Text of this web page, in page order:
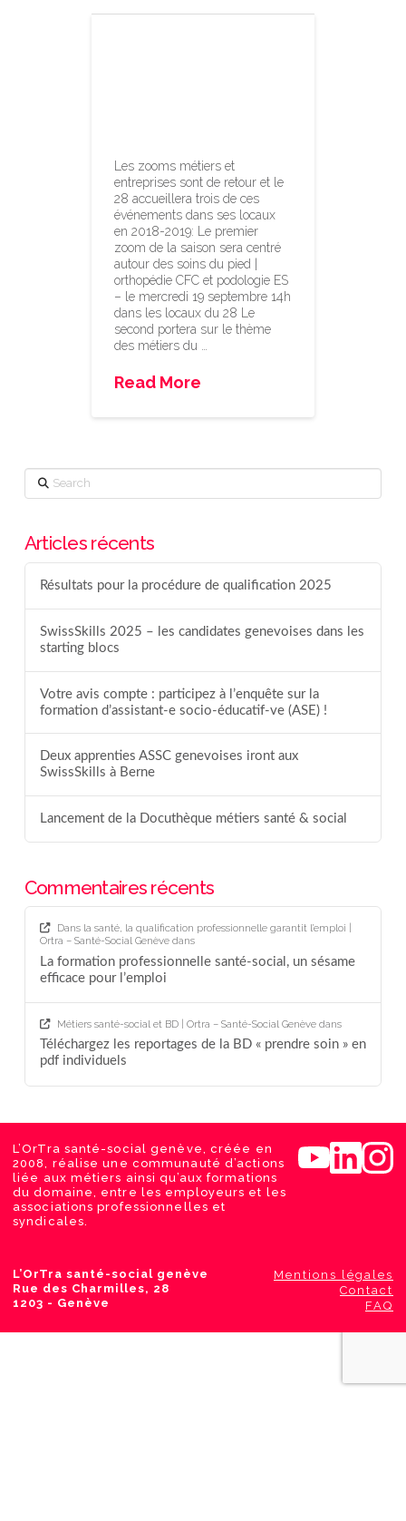
Les zooms métiers et
entreprises sont de retour et le
28 accueillera trois de ces
événements dans ses locaux
en 2018-2019: Le premier
zoom de la saison sera centré
autour des soins du pied |
orthopédie CFC et podologie ES
– le mercredi 19 septembre 14h
dans les locaux du 28 Le
second portera sur le thème
des métiers du …
Read More
Search
Articles récents
Résultats pour la procédure de qualification 2025
SwissSkills 2025 – les candidates genevoises dans les
starting blocs
Votre avis compte : participez à l’enquête sur la
formation d’assistant-e socio-éducatif-ve (ASE) !
Deux apprenties ASSC genevoises iront aux
SwissSkills à Berne
Lancement de la Docuthèque métiers santé & social
Commentaires récents
Dans la santé, la qualification professionnelle garantit l’emploi |
Ortra – Santé-Social Genèvedans
La formation professionnelle santé-social, un sésame
efficace pour l’emploi
Métiers santé-social et BD | Ortra – Santé-Social Genèvedans
Téléchargez les reportages de la BD « prendre soin » en
pdf individuels
L’OrTra santé-social genève, créée en
2008, réalise une communauté d’actions
liée aux métiers ainsi qu’aux formations
du domaine, entre les employeurs et les
associations professionnelles et
syndicales.
L’OrTra santé-social genève
Rue des Charmilles, 28
1203 - Genève
Mentions légales
Contact
FAQ